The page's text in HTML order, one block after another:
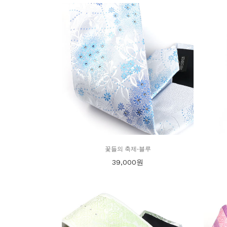
꽃들의 축제-블루
39,000원